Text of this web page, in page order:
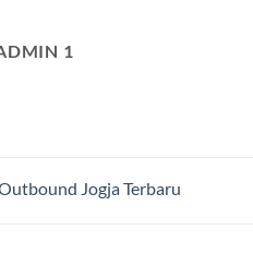
1
Jogja Terbaru